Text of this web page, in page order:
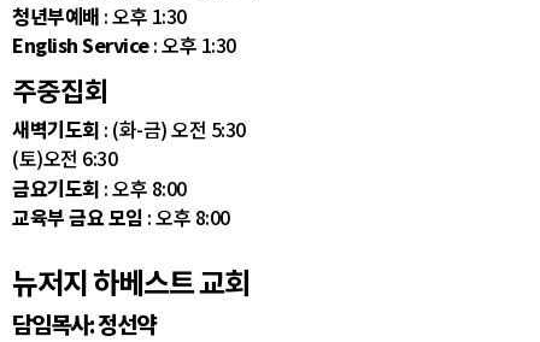
청년부예배 : 오후 1:30
English Service: 오후 1:30
주중집회
새벽기도회 : (화-금) 오전 5:30
(토)오전 6:30
금요기도회 : 오후 8:00
교육부 금요 모임 : 오후 8:00
뉴저지 하베스트 교회
담임목사: 정선약